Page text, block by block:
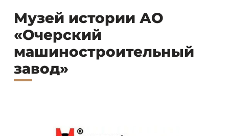
Музей истории АО
«Очерский
машиностроительный
завод»